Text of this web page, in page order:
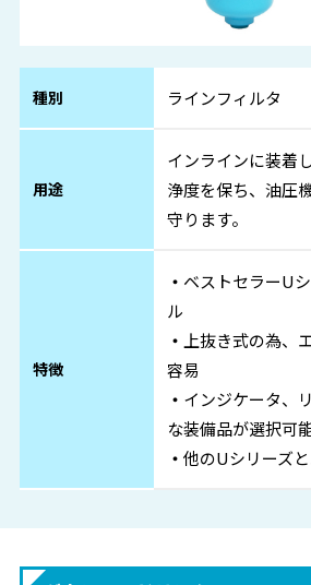
種別 ラインフィルタ
用途
インラインに装着
浄度を保ち、油圧
守ります。
特徴
・ ベストセラーU
ル
・ 上抜き式の為、
容易
・ インジケータ、
な装備品が選択可
・他のUシリーズ